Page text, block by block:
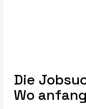
Die
Wo